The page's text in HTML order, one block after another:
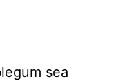
sea